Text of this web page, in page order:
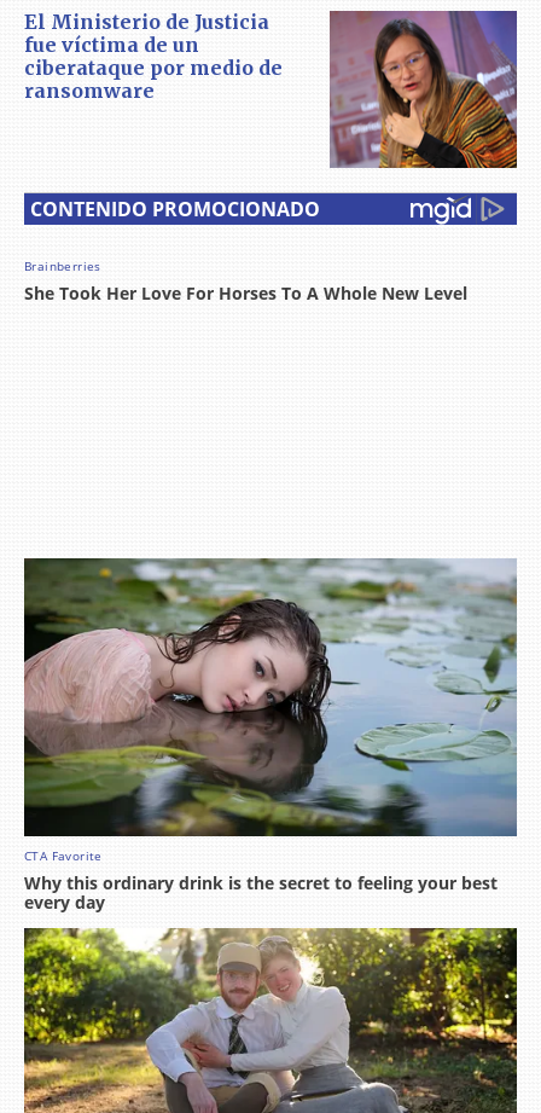
El Ministerio de Justicia
fue víctima de un
ciberataque por medio de
ransomware